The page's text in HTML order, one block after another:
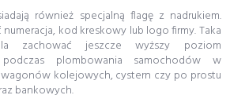
również specjalną flagę z nadrukiem.
kod kreskowy lub logo firmy. Taka
zachować jeszcze wyższy poziom
plombowania samochodów w
kolejowych, cystern czy po prostu
bankowych.